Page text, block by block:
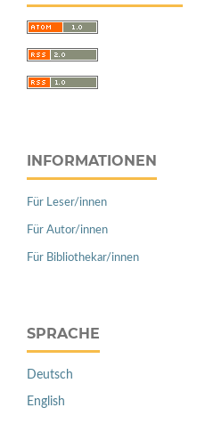
INFORMATIONEN
Für Leser/innen
Für Autor/innen
Für Bibliothekar/innen
SPRACHE
Deutsch
English